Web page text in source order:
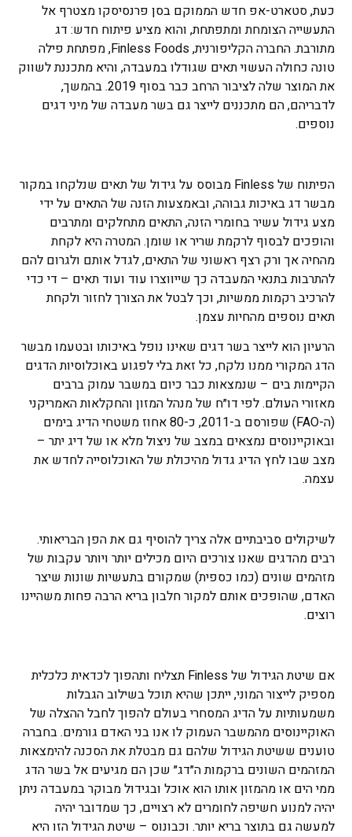
כעת, סטארט-אפ חדש הממוקם בסן פרנסיסקו מצטרף אל
התעשייה הצומחת ומתפתחת, והוא מציע פיתוח חדש: דג
מתורבת. החברה הקליפורנית, Finless Foods, מפתחת פילה
טונה כחולה העשוי תאים שגודלו במעבדה, והיא מתכננת לשווק
את המוצר שלה לציבור הרחב כבר בסוף 2019. בהמשך,
לדבריהם, הם מתכננים לייצר גם בשר מעבדה של מיני דגים
נוספים.
הפיתוח של Finless מבוסס על גידול של תאים שנלקחו במקור
מבשר דג באיכות גבוהה, ובאמצעות הזנה של התאים על ידי
מצע גידול עשיר בחומרי הזנה, התאים מתחלקים ומתרבים
והופכים לבסוף לרקמת שריר או שומן. המטרה היא לקחת
מהחיה אך ורק רצף ראשוני של התאים, לגדל אותם ולגרום להם
להתרבות בתנאי המעבדה כך שייווצרו עוד ועוד תאים – די כדי
להרכיב רקמות ממשיות, וכך לבטל את הצורך לחזור ולקחת
תאים נוספים מהחיות עצמן.
הרעיון הוא לייצר בשר דגים שאינו נופל באיכותו ובטעמו מבשר
הדג המקורי ממנו נלקח, כל זאת בלי לפגוע באוכלוסיות הדגים
הקיימות בים – שנמצאות כבר כיום במשבר עמוק ברבים
מאזורי העולם. לפי דו״ח של מנהל המזון והחקלאות האמריקני
(ה-FAO) שפורסם ב-2011, כ-80 אחוז משטחי הדיג בימים
ובאוקיינוסים נמצאים במצב של ניצול מלא או של דיג יתר –
מצב שבו לחץ הדיג גדול מהיכולת של האוכלוסייה לחדש את
עצמה.
לשיקולים סביבתיים אלה צריך להוסיף גם את הפן הבריאותי.
רבים מהדגים שאנו צורכים היום מכילים יותר ויותר עקבות של
מזהמים שונים (כמו כספית) שמקורם בתעשיות שונות שיצר
האדם, שהופכים אותם למקור חלבון בריא הרבה פחות משהיינו
רוצים.
אם שיטת הגידול של Finless תצליח ותהפוך לכדאית כלכלית
מספיק לייצור המוני, ייתכן שהיא תוכל בשילוב הגבלות
משמעותיות על הדיג המסחרי בעולם להפוך לחבל ההצלה של
האוקיינוסים מהמשבר העמוק לו אנו בני האדם גורמים. בחברה
טוענים ששיטת הגידול שלהם גם מבטלת את הסכנה להימצאות
המזהמים השונים ברקמות ה״דג״ שכן הם מגיעים אל בשר הדג
ממי הים או מהמזון אותו הוא אוכל ובגידול מבוקר במעבדה ניתן
יהיה למנוע חשיפה לחומרים לא רצויים, כך שמדובר יהיה
למעשה גם בתוצר בריא יותר. וכבונוס – שיטת הגידול הזו היא